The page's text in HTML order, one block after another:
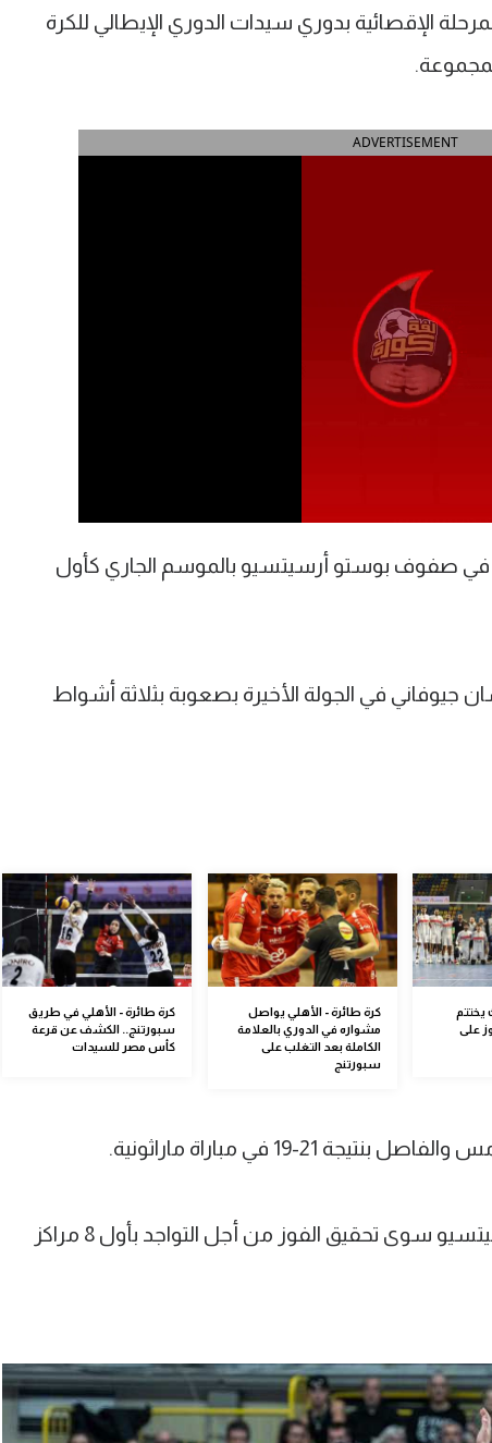
الإقصائية بدوري سيدات الدوري الإيطالي للكرة
ADVERTISEMENT
في صفوف بوستو أرسيتسيو بالموسم الجاري كأول
في الجولة الأخيرة بصعوبة بثلاثة أشواط
يختتم
على
كرة طائرة - الأهلي يواصل
مشواره في الدوري بالعلامة
الكاملة بعد التغلب على
سبورتنج
كرة طائرة - الأهلي في طريق
سبورتنج.. الكشف عن قرعة
كأس مصر للسيدات
19 في مباراة ماراثونية.
ولم يكن هناك بديلا لفريق بوستو أرسيتسيو سوى تحقيق الفوز من أجل التواجد بأول 8 مراكز